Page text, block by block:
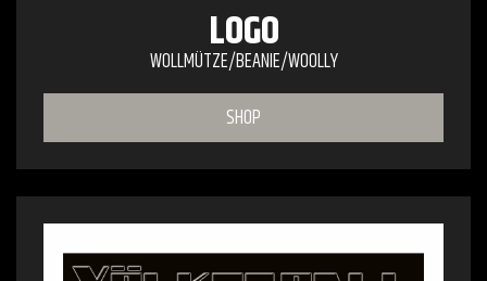
LOGO
WOLLMÜTZE/BEANIE/WOOLLY
SHOP